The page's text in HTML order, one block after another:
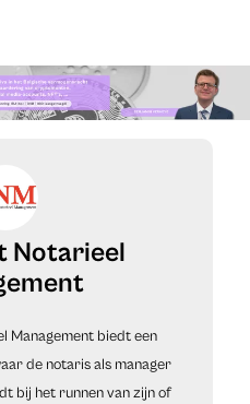
Notarieel
Management biedt een
de notaris als manager
bij het runnen van zijn of